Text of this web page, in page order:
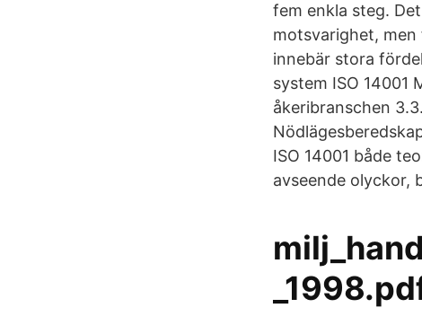
fem enkla steg.
motsvarighet, men
innebär stora
system ISO 14001
åkeribranschen
ISO 14001 både
avseende olyckor,